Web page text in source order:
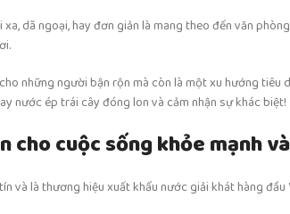
dã ngoại, hay đơn giản là mang theo đến văn
những người bận rộn mà còn là một xu hướng tiêu
nước ép trái cây đóng lon và cảm nhận sự khác biệt!
cuộc sống khỏe mạnh
và là thương hiệu xuất khẩu nước giải khát hàng đầu